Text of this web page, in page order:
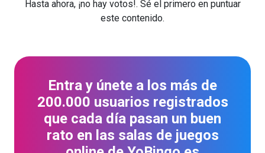
Hasta ahora, ¡no hay votos!. Sé el primero en puntuar
este contenido.
Entra y únete a los más de
200.000 usuarios registrados
que cada día pasan un buen
rato en las salas de juegos